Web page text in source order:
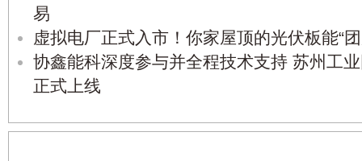
易
虚拟电厂正式入市！你家屋顶的光伏板能“
协鑫能科深度参与并全程技术支持 苏州工
正式上线